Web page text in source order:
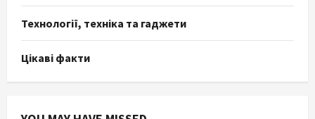
Технології, техніка та гаджети
Цікаві факти